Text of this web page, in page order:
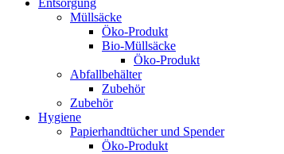
Müllsäcke
Öko-Produkt
Bio-Müllsäcke
Öko-Produkt
Abfallbehälter
Zubehör
Zubehör
Hygiene
Papierhandtücher und Spender
Öko-Produkt